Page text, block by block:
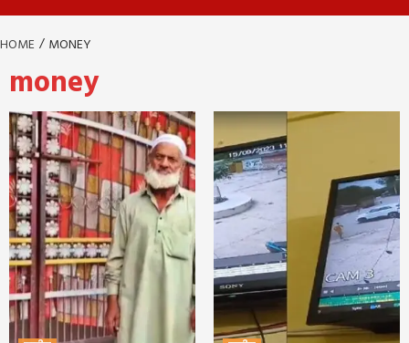
HOME MONEY
money